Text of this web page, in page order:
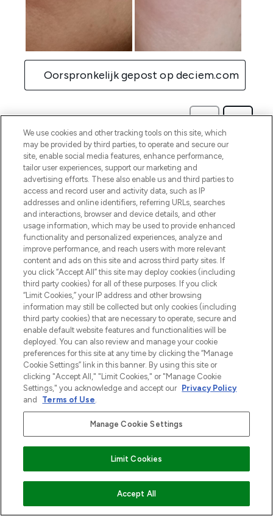
VOEG TOE AAN WINKELMANDJE
We use cookies and other tracking tools on this site, which
may be provided by third parties, to operate and secure our
site, enable social media features, enhance performance,
tailor user experiences, support our marketing and
advertising efforts. These also enable us and third parties to
access and record user and activity data, such as IP
addresses and online identifiers, referring URLs, searches
and interactions, browser and device details, and other
usage information, which may be used to provide enhanced
functionality and personalized experiences, analyze and
improve performance, and reach users with more relevant
content and ads on this site and across third party sites. If
you click “Accept All” this site may deploy cookies (including
third party cookies) for all of these purposes. If you click
“Limit Cookies,” your IP address and other browsing
information may still be collected but only cookies (including
third party cookies) that are necessary to operate, secure and
enable default website features and functionalities will be
deployed. You can also review and manage your cookie
preferences for this site at any time by clicking the “Manage
Cookie Settings” link in this banner. By using this site or
clicking "Accept All," "Limit Cookies," or "Manage Cookie
Settings," you acknowledge and accept our Privacy Policy
and
Terms of Use.
Manage Cookie Settings
Limit Cookies
Accept All